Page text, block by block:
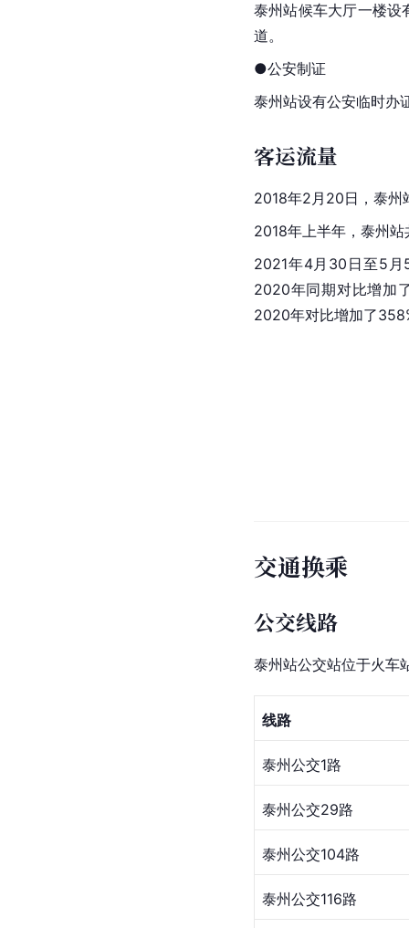
泰州站候车大厅一楼
道。
●公安制证
泰州站设有公安临时办
客运流量
2018年2月20日，泰
2018年上半年，泰州
2021年4月30日至5月
2020年同期对比增加
2020年对比增加了
交通换乘
公交线路
泰州站公交站位于火车
线路
泰州公交1路
泰州公交29路
泰州公交104路
泰州公交116路